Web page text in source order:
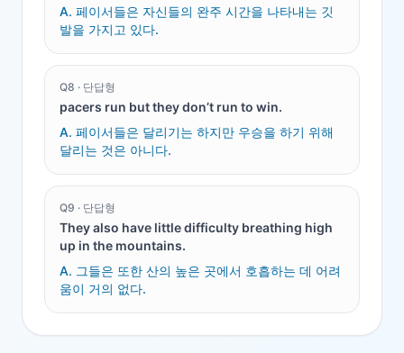
A. 페이서들은 자신들의 완주 시간을 나타내는 깃
발을 가지고 있다.
Q8 · 단답형
pacers run but they don’t run to win.
A. 페이서들은 달리기는 하지만 우승을 하기 위해
달리는 것은 아니다.
Q9 · 단답형
They also have little difficulty breathing high
up in the mountains.
A. 그들은 또한 산의 높은 곳에서 호흡하는 데 어려
움이 거의 없다.